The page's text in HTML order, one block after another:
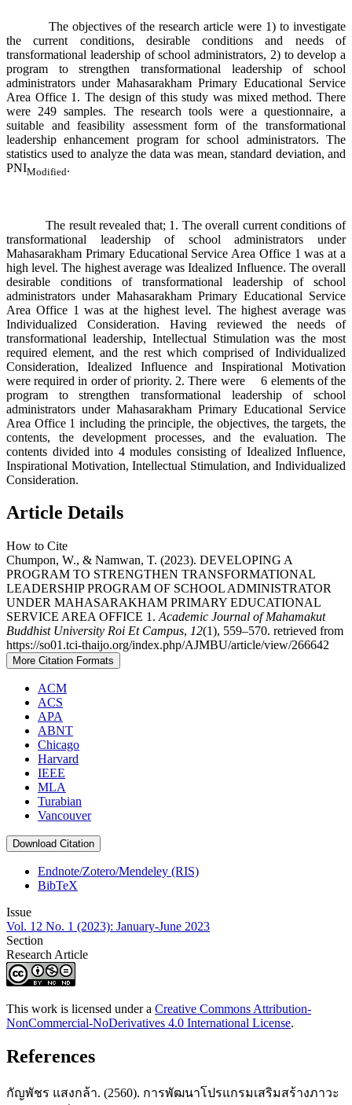
The objectives of the research article were 1) to investigate
the current conditions, desirable conditions and needs of
transformational leadership of school administrators, 2) to develop a
program to strengthen transformational leadership of school
administrators under Mahasarakham Primary Educational Service
Area Office 1. The design of this study was mixed method. There
were 249 samples. The research tools were a questionnaire, a
suitable and feasibility assessment form of the transformational
leadership enhancement program for school administrators. The
statistics used to analyze the data was mean, standard deviation, and
PNIModified.
The result revealed that; 1. The overall current conditions of
transformational leadership of school administrators under
Mahasarakham Primary Educational Service Area Office 1 was at a
high level. The highest average was Idealized Influence. The overall
desirable conditions of transformational leadership of school
administrators under Mahasarakham Primary Educational Service
Area Office 1 was at the highest level. The highest average was
Individualized Consideration. Having reviewed the needs of
transformational leadership, Intellectual Stimulation was the most
required element, and the rest which comprised of Individualized
Consideration, Idealized Influence and Inspirational Motivation
were required in order of priority. 2. There were 6 elements of the
program to strengthen transformational leadership of school
administrators under Mahasarakham Primary Educational Service
Area Office 1 including the principle, the objectives, the targets, the
contents, the development processes, and the evaluation. The
contents divided into 4 modules consisting of Idealized Influence,
Inspirational Motivation, Intellectual Stimulation, and Individualized
Consideration.
Article Details
How to Cite
Chumpon, W., & Namwan, T. (2023). DEVELOPING A
PROGRAM TO STRENGTHEN TRANSFORMATIONAL
LEADERSHIP PROGRAM OF SCHOOL ADMINISTRATOR
UNDER MAHASARAKHAM PRIMARY EDUCATIONAL
SERVICE AREA OFFICE 1. Academic Journal of Mahamakut
Buddhist University Roi Et Campus, 12(1), 559–570. retrieved from
https://so01.tci-thaijo.org/index.php/AJMBU/article/view/266642
More Citation Formats
ACM
ACS
APA
ABNT
Chicago
Harvard
IEEE
MLA
Turabian
Vancouver
Download Citation
Endnote/Zotero/Mendeley (RIS)
BibTeX
Issue
Vol. 12 No. 1 (2023): January-June 2023
Section
Research Article
This work is licensed under a Creative Commons Attribution-
NonCommercial-NoDerivatives 4.0 International License.
References
กัญพัชร แสงกล้า. (2560). การพัฒนาโปรแกรมเสริมสร้างภาวะ